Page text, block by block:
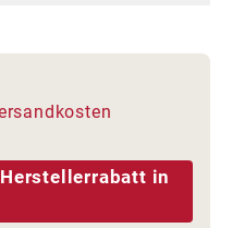
in